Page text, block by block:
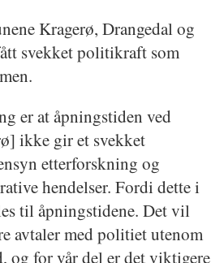
Kragerø, Drangedal og
svekket politikraft som
er at åpningstiden ved
ikke gir et svekket
etterforskning og
hendelser. Fordi dette i
til åpningstidene. Det vil
avtaler med politiet utenom
og for vår del er det viktigere